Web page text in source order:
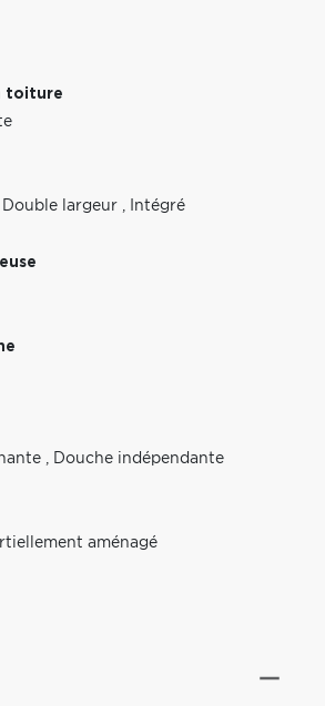
toiture
Double largeur , Intégré
, Douche indépendante
aménagé